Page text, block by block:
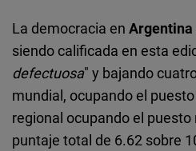
La democracia en Argentina
siendo calificada en esta
defectuosa" y bajando
mundial, ocupando el
regional ocupando el puesto
puntaje total de 6.62 sobre